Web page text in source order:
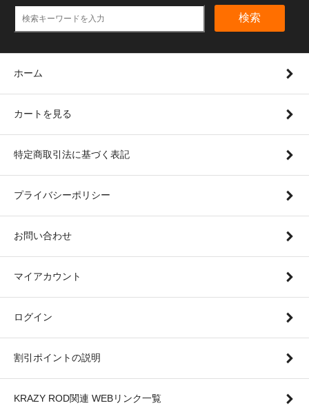
検索
ホーム
カートを見る
特定商取引法に基づく表記
プライバシーポリシー
お問い合わせ
マイアカウント
ログイン
割引ポイントの説明
KRAZY ROD関連 WEBリンク一覧